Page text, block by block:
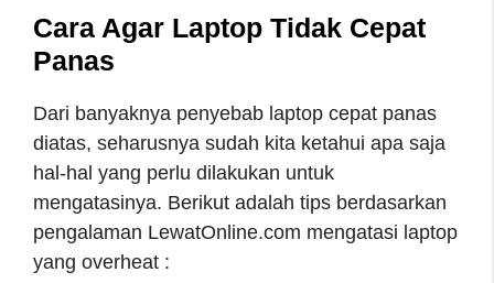
Cara Agar Laptop Tidak Cepat
Panas
Dari banyaknya penyebab laptop cepat panas
diatas, seharusnya sudah kita ketahui apa saja
hal-hal yang perlu dilakukan untuk
mengatasinya. Berikut adalah tips berdasarkan
pengalaman LewatOnline.com mengatasi laptop
yang overheat :